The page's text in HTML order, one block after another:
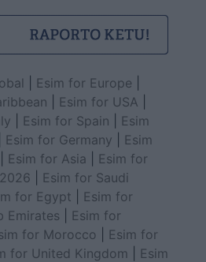
Esim for Europe
Esim for USA
Esim for Spain
Esim
Esim for Germany
Esim
Esim for Asia
Esim for
Esim for Saudi
for Egypt
Esim for
Emirates
Esim for
for Morocco
Esim for
for United Kingdom
Esim